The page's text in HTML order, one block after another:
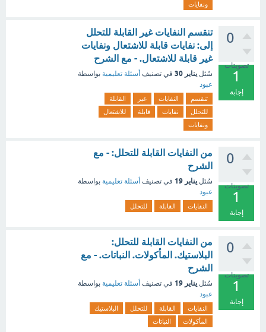
ونفايات
0
تصويتات
1
إجابة
تنقسم النفايات غير القابلة للتحلل
إلى: نفايات قابلة للاشتعال ونفايات
غير قابلة للاشتعال. - مع الشرح
سُئل يناير 30 في تصنيف أسئلة تعليمية بواسطة
عبود
تنقسم النفايات غير
القابلة
للتحلل
نفايات قابلة
للاشتعال
ونفايات
0
تصويتات
1
إجابة
من النفايات القابلة للتحلل: - مع
الشرح
سُئل يناير 19 في تصنيف أسئلة تعليمية بواسطة
عبود
النفايات القابلة للتحلل
0
تصويتات
1
إجابة
من النفايات القابلة للتحلل:
البلاستيك. المأكولات. النباتات. - مع
الشرح
سُئل يناير 19 في تصنيف أسئلة تعليمية بواسطة
عبود
النفايات القابلة للتحلل
البلاستيك
المأكولات
النباتات